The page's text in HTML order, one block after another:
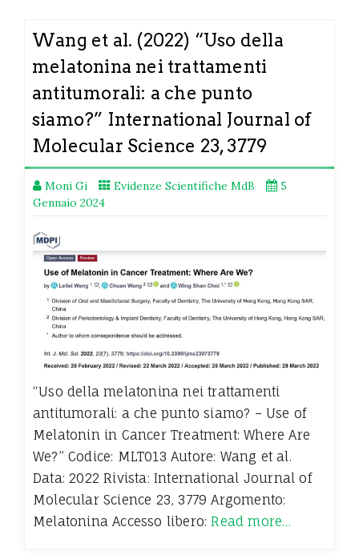
Wang et al. (2022) “Uso della
melatonina nei trattamenti
antitumorali: a che punto
siamo?” International Journal of
Molecular Science 23, 3779
Moni Gi Evidenze Scientifiche MdB
5
Gennaio 2024
“Uso della melatonina nei trattamenti
antitumorali: a che punto siamo? – Use of
Melatonin in Cancer Treatment: Where Are
We?” Codice: MLT013 Autore: Wang et al.
Data: 2022 Rivista: International Journal of
Molecular Science 23, 3779 Argomento:
Melatonina Accesso libero:Read more…